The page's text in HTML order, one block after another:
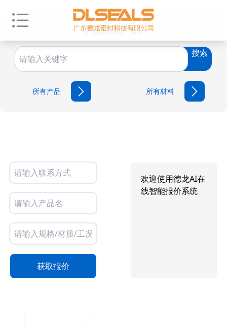
寻找德龙产品
搜索
所有产品 所有材料
获取报价
欢迎使用德龙AI在
线智能报价系统